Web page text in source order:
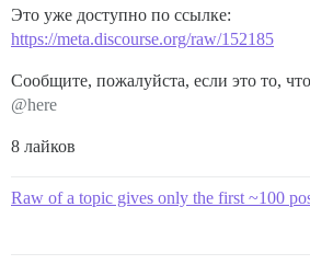
Это уже доступно по ссылке:
https://meta.discourse.org/raw/152185
Сообщите, пожалуйста, если это то,
@here
8 лайков
Raw of a topic gives only the first ~100